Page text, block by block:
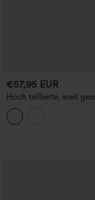
€57,95 EUR
Hoch taillierte, weit
fleecegefütterte, lässige
mit Taschen